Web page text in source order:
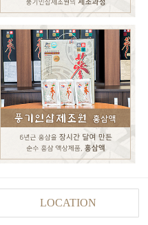
LOCATION